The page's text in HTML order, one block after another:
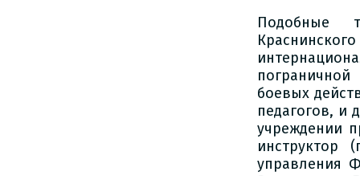
Подобные
боевых
педагогов, и
учреждении
инструктор
управления